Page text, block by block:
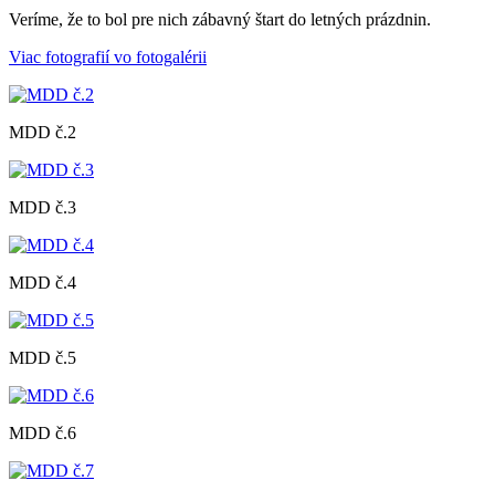
Veríme, že to bol pre nich zábavný štart do letných prázdnin.
Viac fotografií vo fotogalérii
MDD č.2
MDD č.3
MDD č.4
MDD č.5
MDD č.6